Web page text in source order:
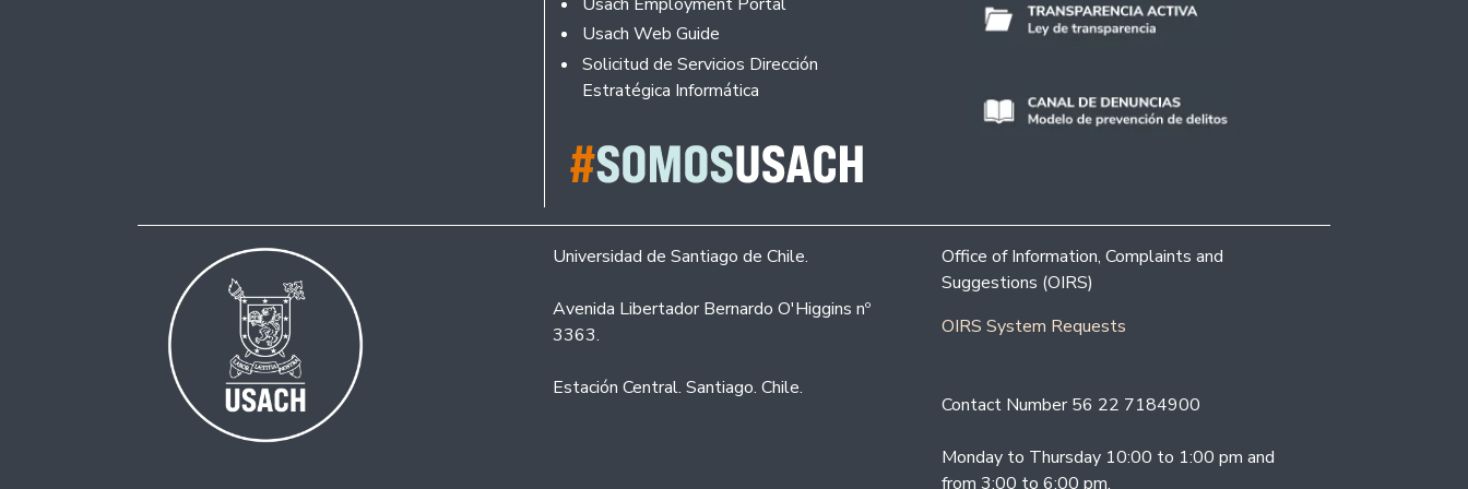
Usach Web Guide
Solicitud de Servicios Dirección
Estratégica Informática
Universidad de Santiago de Chile.
Avenida Libertador Bernardo O'Higgins nº
3363.
Estación Central. Santiago. Chile.
Office of Information, Complaints and
Suggestions (OIRS)
OIRS System Requests
Contact Number 56 22 7184900
Monday to Thursday 10:00 to 1:00 pm and
from 3:00 to 6:00 pm.